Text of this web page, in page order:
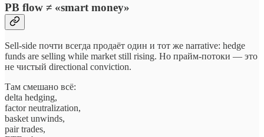
PB flow ≠ «smart money»
Sell-side почти всегда продаёт один и тот же narrative: hedge
funds are selling while market still rising. Но прайм-потоки — это
не чистый directional conviction.
Там смешано всё:
delta hedging,
factor neutralization,
basket unwinds,
pair trades,